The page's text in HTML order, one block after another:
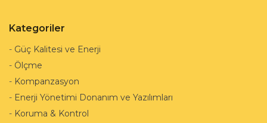
Kategoriler
- Güç Kalitesi ve Enerji
- Ölçme
- Kompanzasyon
- Enerji Yönetimi Donanım ve Yazılımları
- Koruma & Kontrol